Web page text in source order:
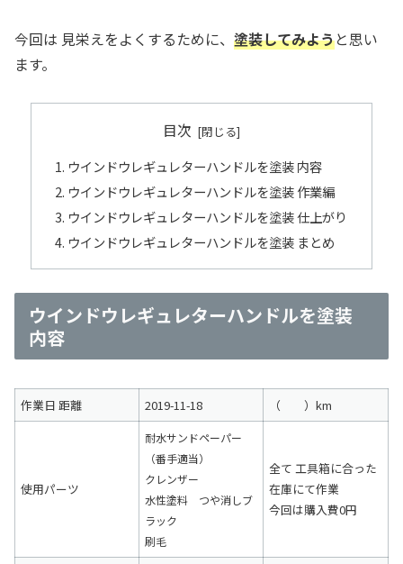
今回は 見栄えをよくするために、 塗装してみようと思い
ます。
目次
ウインドウレギュレターハンドルを塗装 内容
ウインドウレギュレターハンドルを塗装 作業編
ウインドウレギュレターハンドルを塗装 仕上がり
ウインドウレギュレターハンドルを塗装 まとめ
ウインドウレギュレターハンドルを塗装
内容
作業日 距離 2019-11-18 （ ）km
使用パーツ
耐水サンドペーパー
（番手適当）
クレンザー
水性塗料 つや消しブ
ラック
刷毛
全て 工具箱に合った
在庫にて作業
今回は購入費0円